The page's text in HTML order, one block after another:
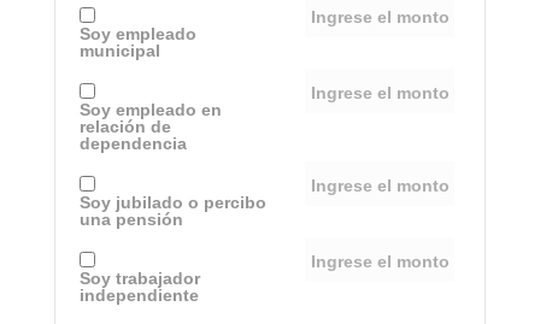
Soy empleado
municipal
Soy empleado en
relación de
dependencia
Soy jubilado o percibo
una pensión
Soy trabajador
independiente